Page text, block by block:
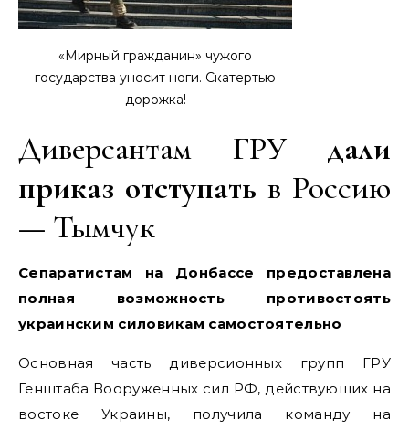
«Мирный гражданин» чужого
государства уносит ноги. Скатертью
дорожка!
Диверсантам ГРУ дали
приказ отступать в Россию
— Тымчук
Сепаратистам на Донбассе предоставлена
полная возможность противостоять
украинским силовикам самостоятельно
Основная часть диверсионных групп ГРУ
Генштаба Вооруженных сил РФ, действующих на
востоке Украины, получила команду на